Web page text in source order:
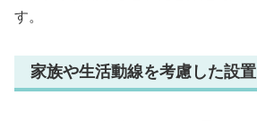
す。
家族や生活動線を考慮した設置